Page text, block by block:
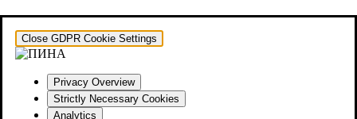
Close GDPR Cookie Settings
Privacy Overview
Strictly Necessary Cookies
Analytics